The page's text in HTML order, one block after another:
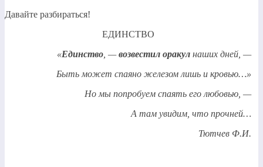
Давайте разбираться!
ЕДИНСТВО
«Единство , —возвестил оракул наших дней, —
Быть может спаяно железом лишь и кровью…»
Но мы попробуем спаять его любовью, —
А там увидим, что прочней…
Тютчев Ф.И.